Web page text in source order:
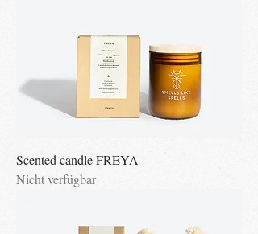
Scented candle FREYA
Nicht verfügbar